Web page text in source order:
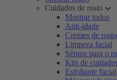
Cuidados de rosto
Mostrar todos
Anti-idade
Cremes de rosto
Limpeza facial
Séruns para o
Kits de
Esfoliante facial